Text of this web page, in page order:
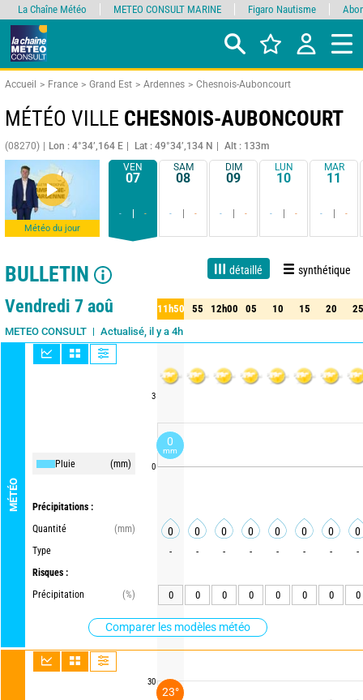
Accueil France Grand Est Ardennes Chesnois-Auboncourt
MÉTÉO VILLE CHESNOIS-AUBONCOURT
(08270) Lon : 4°34’,164 E Lat : 49°34’,134 N Alt : 133m
Météo du jour
VEN
07
- -
SAM
08
- -
DIM
09
- -
LUN
10
- -
MAR
11
- -
BULLETIN détaillé synthétique
Live 1 jour 3 jours 15 jours Fiabilité 90%
Vendredi 7 aoû
METEO CONSULT Actualisé, il y a 4h
MÉTÉO
Pluie (mm)
Précipitations :
Quantité
(mm)
Type
Risques :
Précipitation
(%)
Comparer les modèles météo
3
0
30
11h50 55 12h00 05 10 15 20 25
50 55 12h00 05 10 15 20 25
0 0 0 0 0 0 0 0
- - - - - - - -
0 0 0 0 0 0 0 0
La Chaîne Météo METEO CONSULT MARINE Figaro Nautisme
0
mm
23°